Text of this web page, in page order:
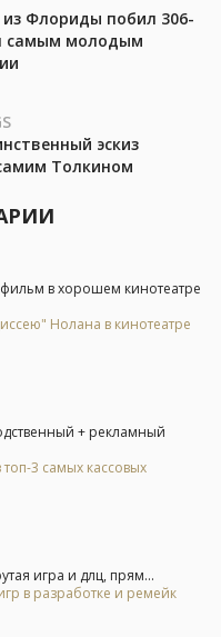
Флориды побил 306-
самым молодым
эскиз
Толкином
в хорошем кинотеатре
Нолана в кинотеатре
+ рекламный
3 самых кассовых
игра и длц, прям...
в разработке и ремейк